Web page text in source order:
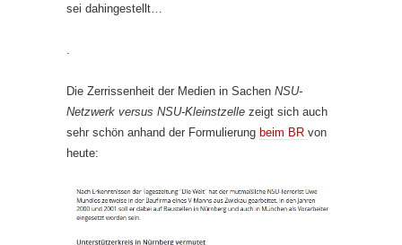
sei dahingestellt…
Die Zerrissenheit der Medien in Sachen NSU-
Netzwerk versus NSU-Kleinstzelle zeigt sich auch
sehr schön anhand der Formulierung beim BR von
heute: